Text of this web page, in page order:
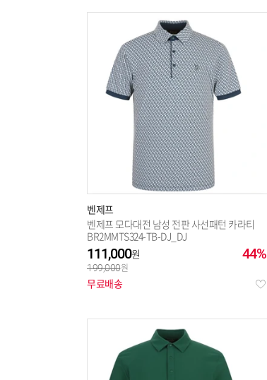
벤제프
벤제프 모다대전 남성 전판 사선패턴 카라티
BR2MMTS324-TB-DJ_DJ
44%
111,000
199,000
무료배송